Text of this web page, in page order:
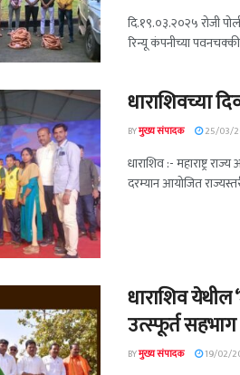
दि.१९.०३.२०२५ रोजी
रिन्यू कंपनीच्या
धाराशिवच्या
BYमुख्य संपादक 25/03/
धाराशिव :- महाराष्ट्र
दरम्यान आयोजित
धाराशिव येथील
उत्स्फूर्त सहभाग
BYमुख्य संपादक 19/02/